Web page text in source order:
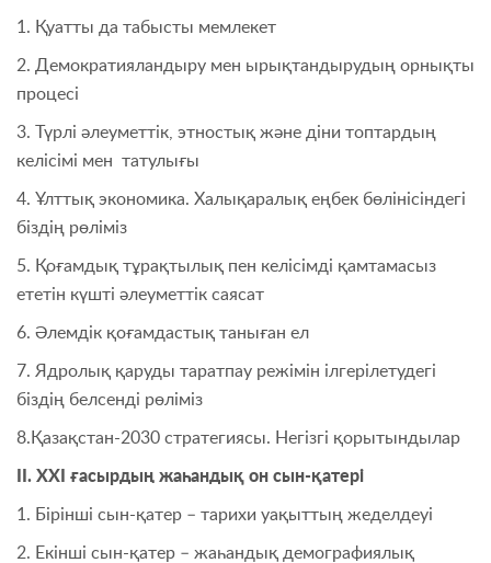
1. Қуатты да табысты мемлекет
2. Демократияландыру мен ырықтандырудың орнықты
процесі
3. Түрлі әлеуметтік, этностық және діни топтардың
келісімі мен татулығы
4. Ұлттық экономика. Халықаралық еңбек бөлінісіндегі
біздің рөліміз
5. Қоғамдық тұрақтылық пен келісімді қамтамасыз
ететін күшті әлеуметтік саясат
6. Әлемдік қоғамдастық таныған ел
7. Ядролық қаруды таратпау режімін ілгерілетудегі
біздің белсенді рөліміз
8.Қазақстан-2030 стратегиясы. Негізгі қорытындылар
ІІ. ХХІ ғасырдың жаһандық он сын-қатері
1. Бірінші сын-қатер – тарихи уақыттың жеделдеуі
2. Екінші сын-қатер – жаһандық демографиялық